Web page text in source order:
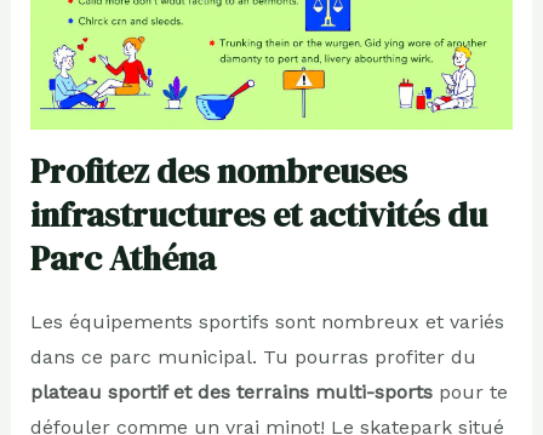
Profitez des nombreuses
infrastructures et activités du
Parc Athéna
Les équipements sportifs sont nombreux et variés
dans ce parc municipal. Tu pourras profiter du
plateau sportif et des terrains multi-sportspour te
défouler comme un vrai minot! Le skatepark situé